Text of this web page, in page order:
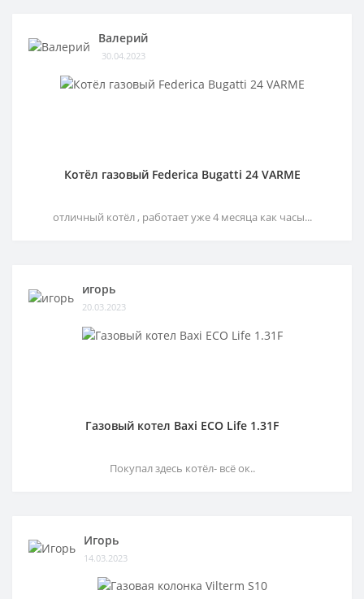
Валерий
30.04.2023
Котёл газовый Federica Bugatti 24 VARME
отличный котёл , работает уже 4 месяца как часы...
игорь
20.03.2023
Газовый котел Baxi ECO Life 1.31F
Покупал здесь котёл- всё ок..
Игорь
14.03.2023